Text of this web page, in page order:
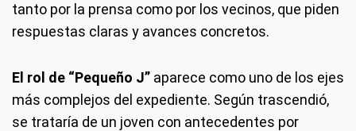
tanto por la prensa como por los vecinos, que piden
respuestas claras y avances concretos.
El rol de “Pequeño J” aparece como uno de los ejes
más complejos del expediente. Según trascendió,
se trataría de un joven con antecedentes por